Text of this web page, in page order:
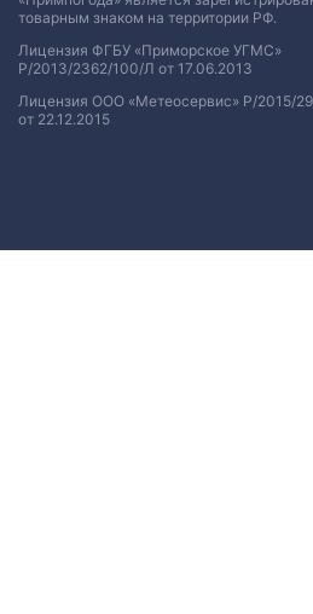
товарным знаком на территории РФ.
Лицензия ФГБУ «Приморское УГМС»
Р/2013/2362/100/Л от 17.06.2013
Лицензия ООО «Метеосервис» Р/2015/
от 22.12.2015